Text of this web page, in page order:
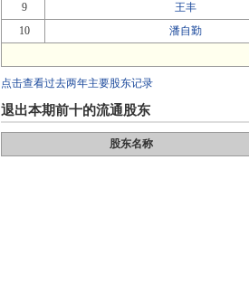
9
王丰
10
潘自勤
点击查看过去两年主要股东记录
退出本期前十的流通股东
股东名称